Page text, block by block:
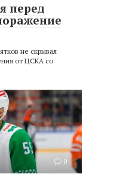
перед
не скрывал
от ЦСКА со
0